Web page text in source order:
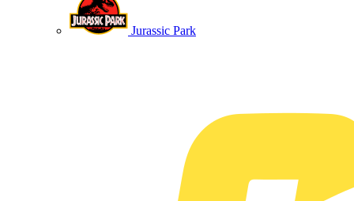
Jurassic Park